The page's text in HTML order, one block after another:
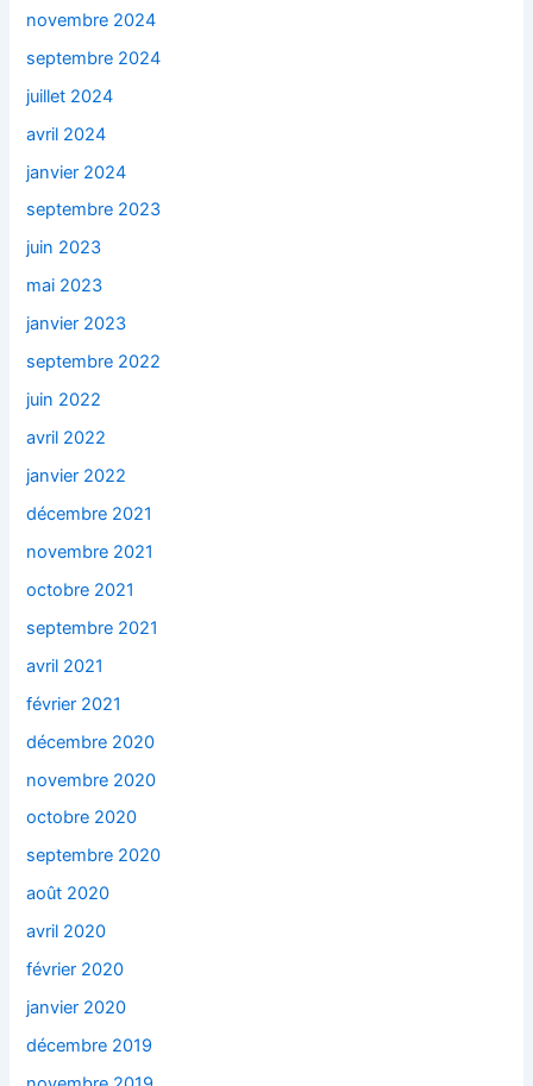
novembre 2024
septembre 2024
juillet 2024
avril 2024
janvier 2024
septembre 2023
juin 2023
mai 2023
janvier 2023
septembre 2022
juin 2022
avril 2022
janvier 2022
décembre 2021
novembre 2021
octobre 2021
septembre 2021
avril 2021
février 2021
décembre 2020
novembre 2020
octobre 2020
septembre 2020
août 2020
avril 2020
février 2020
janvier 2020
décembre 2019